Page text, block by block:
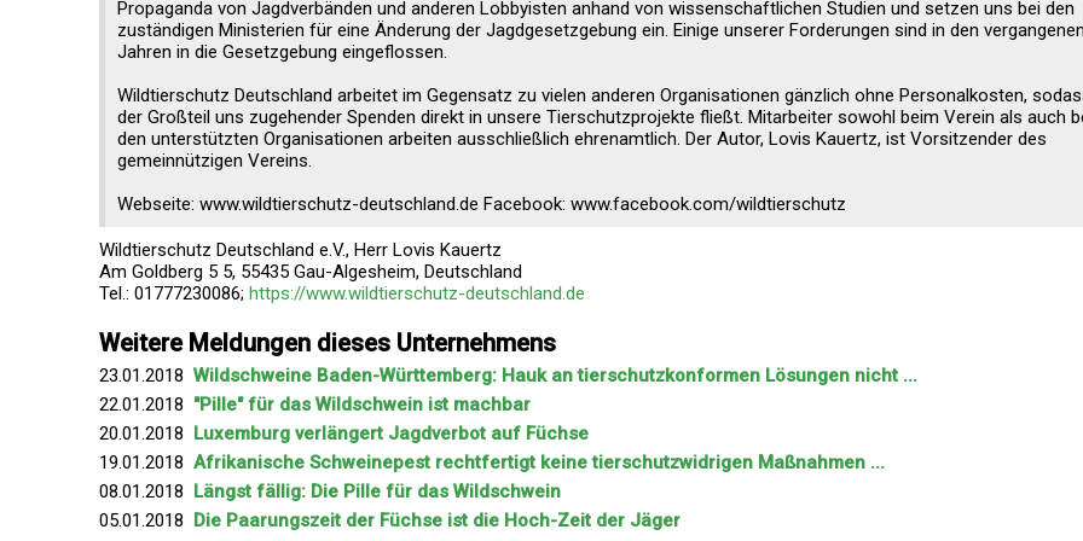
Propaganda von Jagdverbänden und anderen Lobbyisten anhand von wissenschaftlichen Studien und setzen uns bei den
zuständigen Ministerien für eine Änderung der Jagdgesetzgebung ein. Einige unserer Forderungen sind in den vergangenen
Jahren in die Gesetzgebung eingeflossen.
Wildtierschutz Deutschland arbeitet im Gegensatz zu vielen anderen Organisationen gänzlich ohne Personalkosten,
der Großteil uns zugehender Spenden direkt in unsere Tierschutzprojekte fließt. Mitarbeiter sowohl beim Verein als auch
den unterstützten Organisationen arbeiten ausschließlich ehrenamtlich. Der Autor, Lovis Kauertz, ist Vorsitzender des
gemeinnützigen Vereins.
Webseite: www.wildtierschutz-deutschland.de Facebook: www.facebook.com/wildtierschutz
Wildtierschutz Deutschland e.V., Herr Lovis Kauertz
Am Goldberg 5 5, 55435 Gau-Algesheim, Deutschland
Tel.: 01777230086; https://www.wildtierschutz-deutschland.de
Weitere Meldungen dieses Unternehmens
23.01.2018 Wildschweine Baden-Württemberg: Hauk an tierschutzkonformen Lösungen nicht ...
22.01.2018 "Pille" für das Wildschwein ist machbar
20.01.2018 Luxemburg verlängert Jagdverbot auf Füchse
19.01.2018 Afrikanische Schweinepest rechtfertigt keine tierschutzwidrigen Maßnahmen ...
08.01.2018 Längst fällig: Die Pille für das Wildschwein
05.01.2018 Die Paarungszeit der Füchse ist die Hoch-Zeit der Jäger